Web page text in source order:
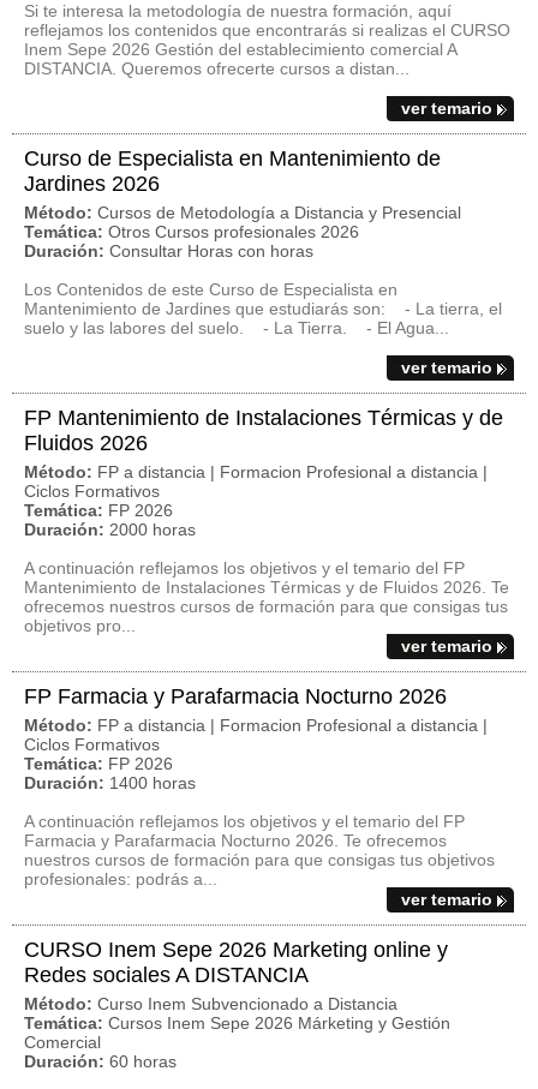
Si te interesa la metodología de nuestra formación, aquí
reflejamos los contenidos que encontrarás si realizas el CURSO
Inem Sepe 2026 Gestión del establecimiento comercial A
DISTANCIA. Queremos ofrecerte cursos a distan...
ver temario
Curso de Especialista en Mantenimiento de
Jardines 2026
Método: Cursos de Metodología a Distancia y Presencial
Temática: Otros Cursos profesionales 2026
Duración: Consultar Horas con horas
Los Contenidos de este Curso de Especialista en
Mantenimiento de Jardines que estudiarás son: - La tierra, el
suelo y las labores del suelo. - La Tierra. - El Agua...
ver temario
FP Mantenimiento de Instalaciones Térmicas y de
Fluidos 2026
Método: FP a distancia | Formacion Profesional a distancia |
Ciclos Formativos
Temática: FP 2026
Duración: 2000 horas
A continuación reflejamos los objetivos y el temario del FP
Mantenimiento de Instalaciones Térmicas y de Fluidos 2026. Te
ofrecemos nuestros cursos de formación para que consigas tus
objetivos pro...
ver temario
FP Farmacia y Parafarmacia Nocturno 2026
Método: FP a distancia | Formacion Profesional a distancia |
Ciclos Formativos
Temática: FP 2026
Duración: 1400 horas
A continuación reflejamos los objetivos y el temario del FP
Farmacia y Parafarmacia Nocturno 2026. Te ofrecemos
nuestros cursos de formación para que consigas tus objetivos
profesionales: podrás a...
ver temario
CURSO Inem Sepe 2026 Marketing online y
Redes sociales A DISTANCIA
Método: Curso Inem Subvencionado a Distancia
Temática: Cursos Inem Sepe 2026 Márketing y Gestión
Comercial
Duración: 60 horas